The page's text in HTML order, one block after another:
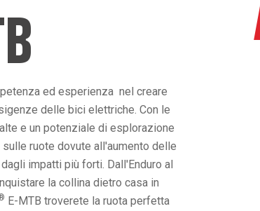
ed esperienza nel creare
delle bici elettriche. Con le
e un potenziale di esplorazione
ruote dovute all'aumento delle
impatti più forti. Dall'Enduro al
la collina dietro casa in
E-MTB troverete la ruota perfetta